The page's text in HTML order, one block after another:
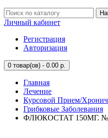
Личный кабинет
Регистрация
Авторизация
0 товар(ов) - 0.00 р.
Главная
Лечение
Курсовой Прием/
Грибковые Заболевания
ФЛЮКОСТАТ 150МГ.